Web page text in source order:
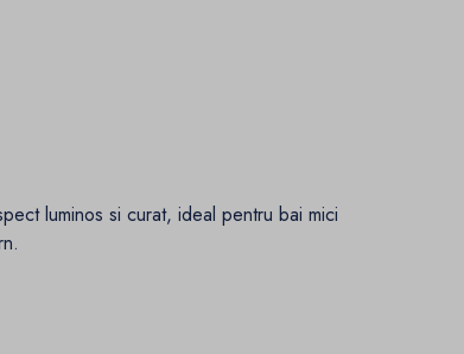
luminos si curat, ideal pentru bai mici